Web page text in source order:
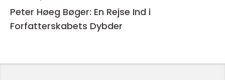
Peter Høeg Bøger: En Rejse Ind i
Forfatterskabets Dybder